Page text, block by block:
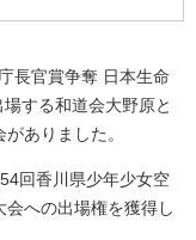
長官賞争奪 日本生命
する和道会大野原と
ありました。
回香川県少年少女空
への出場権を獲得し